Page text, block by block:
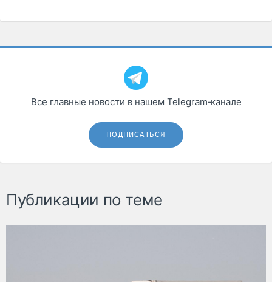
Все главные новости в нашем Telegram‑канале
ПОДПИСАТЬСЯ
Публикации по теме